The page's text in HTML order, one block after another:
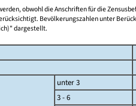
obwohl die Anschriften für die
Bevölkerungszahlen unter
dargestellt.
unter 3
3 - 6